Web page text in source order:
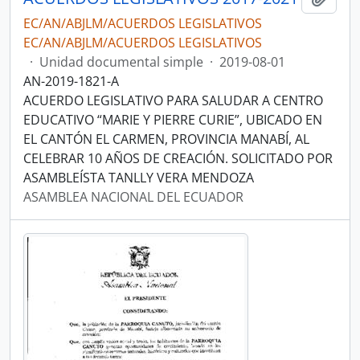
EC/AN/ABJLM/ACUERDOS LEGISLATIVOS
EC/AN/ABJLM/ACUERDOS LEGISLATIVOS
· Unidad documental simple · 2019-08-01
AN-2019-1821-A
ACUERDO LEGISLATIVO PARA SALUDAR A CENTRO
EDUCATIVO “MARIE Y PIERRE CURIE”, UBICADO EN
EL CANTÓN EL CARMEN, PROVINCIA MANABÍ, AL
CELEBRAR 10 AÑOS DE CREACIÓN. SOLICITADO POR
ASAMBLEÍSTA TANLLY VERA MENDOZA
ASAMBLEA NACIONAL DEL ECUADOR